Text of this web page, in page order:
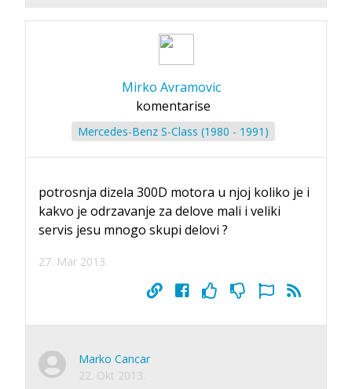
Mirko Avramovic
komentarise
Mercedes-Benz S-Class (1980 - 1991)
potrosnja dizela 300D motora u njoj koliko je i
kakvo je odrzavanje za delove mali i veliki
servis jesu mnogo skupi delovi ?
27. Mar 2013.
Marko Cancar
22. Okt 2013.